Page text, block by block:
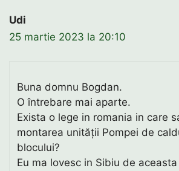
Udi
25 martie 2023 la 20:10
Buna domnu Bogdan.
O întrebare mai aparte.
Exista o lege in romania in care
montarea unității Pompei de
blocului?
Eu ma lovesc in Sibiu de